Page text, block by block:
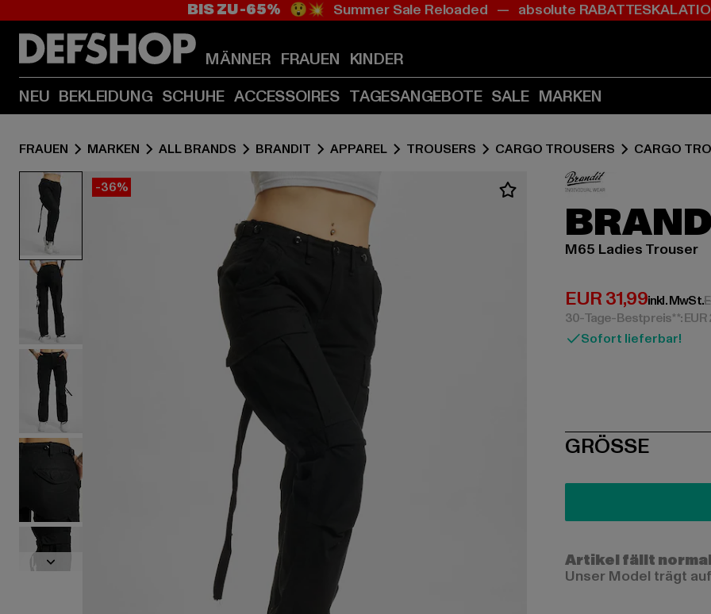
Zum
(Enter
drücken)
Zum
(Enter
drücken)
BIS ZU -65% 😲💥 Summer Sale Reloaded — absolute
MÄNNER FRAUEN KINDER
NEU BEKLEIDUNG SCHUHE ACCESSOIRES TAGESANGEBOTE SALE MARKEN
FRAUEN MARKEN ALL BRANDS BRANDIT APPAREL TROUSERS CARGO TROUSERS CARGO
-36%
M65 Ladies Trouser
EUR 31,99
Derzeitiger Preis:
inkl. MwSt.
30-Tage-Bestpreis**: EUR
Sofort lieferbar!
SIZE
GRÖSSE
Artikel fällt
Unser Model trägt